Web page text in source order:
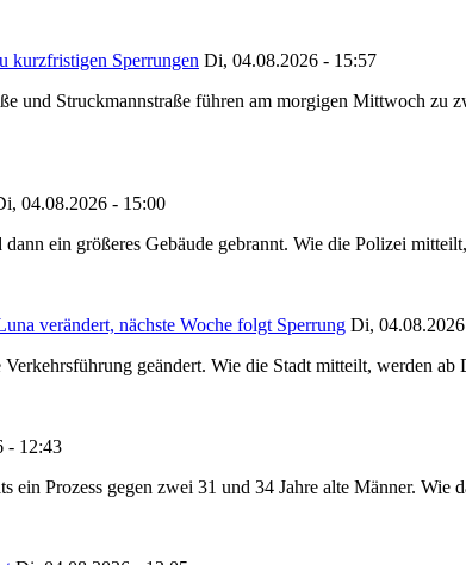
kurzfristigen Sperrungen Di, 04.08.2026 - 15:57
und Struckmannstraße führen am morgigen Mittwoch
04.08.2026 - 15:00
ein größeres Gebäude gebrannt. Wie die Polizei
verändert, nächste Woche folgt Sperrung Di,
geändert. Wie die Stadt mitteilt, werden
- 12:43
ein Prozess gegen zwei 31 und 34 Jahre alte Männer.